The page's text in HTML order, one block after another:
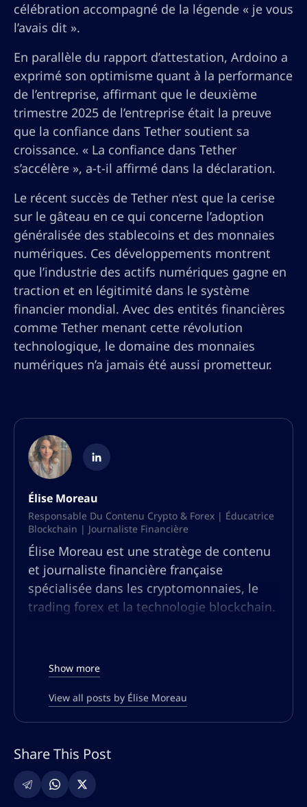
célébration accompagné de la légende « je vous
l’avais dit ».
En parallèle du rapport d’attestation, Ardoino a
exprimé son optimisme quant à la performance
de l’entreprise, affirmant que le deuxième
trimestre 2025 de l’entreprise était la preuve
que la confiance dans Tether soutient sa
croissance. « La confiance dans Tether
s’accélère », a-t-il affirmé dans la déclaration.
Le récent succès de Tether n’est que la cerise
sur le gâteau en ce qui concerne l’adoption
généralisée des stablecoins et des monnaies
numériques. Ces développements montrent
que l’industrie des actifs numériques gagne en
traction et en légitimité dans le système
financier mondial. Avec des entités financières
comme Tether menant cette révolution
technologique, le domaine des monnaies
numériques n’a jamais été aussi prometteur.
Élise Moreau
Responsable Du Contenu Crypto & Forex | Éducatrice
Blockchain | Journaliste Financière
Élise Moreau est une stratège de contenu
et journaliste financière française
spécialisée dans les cryptomonnaies, le
trading forex et la technologie blockchain.
analysé les tendances du marché, rédigé
des rapports approfondis et éduqué les
traders sur l’évolution des actifs
numériques.
Reconnue pour sa capacité à simplifier des
couvert les principales avancées du Web3,
de la finance décentralisée (DeFi) et du
Show more
View all posts by Élise Moreau
Share This Post